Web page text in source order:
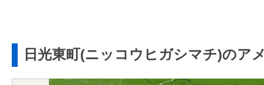
日光東町(ニッコウヒガシマチ)のア